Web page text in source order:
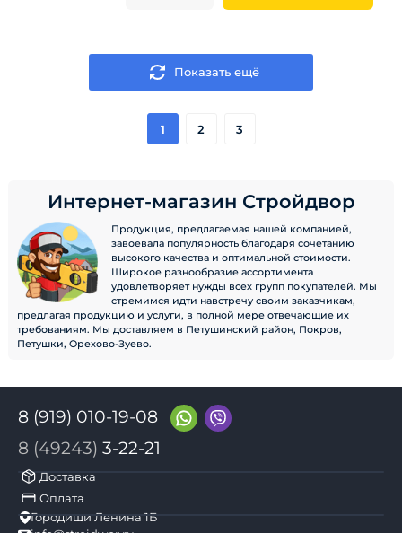
Показать ещё
1 2 3
Интернет-магазин Стройдвор
Продукция, предлагаемая нашей компанией,
завоевала популярность благодаря сочетанию
высокого качества и оптимальной стоимости.
Широкое разнообразие ассортимента
удовлетворяет нужды всех групп покупателей. Мы
стремимся идти навстречу своим заказчикам,
предлагая продукцию и услуги, в полной мере отвечающие их
требованиям. Мы доставляем в Петушинский район, Покров,
Петушки, Орехово-Зуево.
8 (919) 010-19-08
8 (49243) 3-22-21
Доставка
Оплата
Городищи Ленина 1Б